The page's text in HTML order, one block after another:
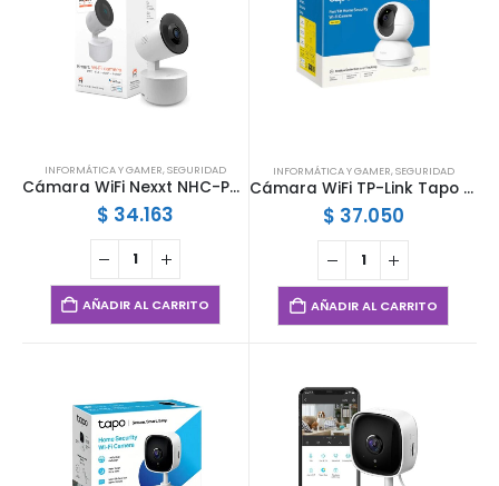
INFORMÁTICA Y GAMER,SEGURIDAD
Cámara WiFi Nexxt NHC-P710 V2 2K 360° Audio Bidireccional Visión Nocturna App
$ 34.163
AÑADIR AL CARRITO
INFORMÁTICA Y GAMER,SEGURIDAD
Cámara WiFi TP-Link Tapo C200 1080p Full HD
$ 37.050
AÑADIR AL CARRITO